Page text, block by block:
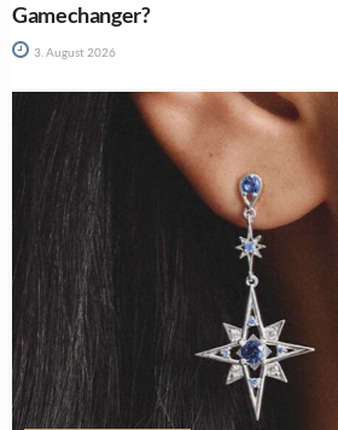
Gamechanger?
3. August 2026